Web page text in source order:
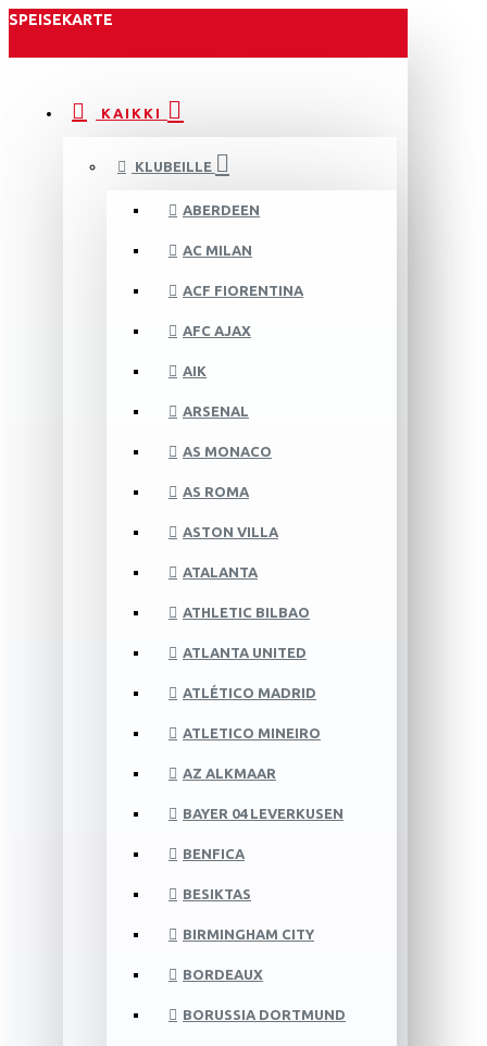
SPEISEKARTE
KAIKKI
KLUBEILLE
ABERDEEN
AC MILAN
ACF FIORENTINA
AFC AJAX
AIK
ARSENAL
AS MONACO
AS ROMA
ASTON VILLA
ATALANTA
ATHLETIC BILBAO
ATLANTA UNITED
ATLÉTICO MADRID
ATLETICO MINEIRO
AZ ALKMAAR
BAYER 04 LEVERKUSEN
BENFICA
BESIKTAS
BIRMINGHAM CITY
BORDEAUX
BORUSSIA DORTMUND